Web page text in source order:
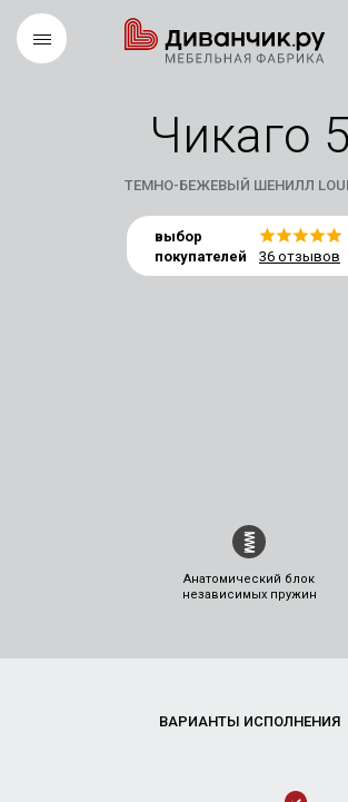
Чикаго 5
ТЕМНО-БЕЖЕВЫЙ ШЕНИЛЛ
выбор
покупателей
36 отзывов
Анатомический блок
независимых пружин